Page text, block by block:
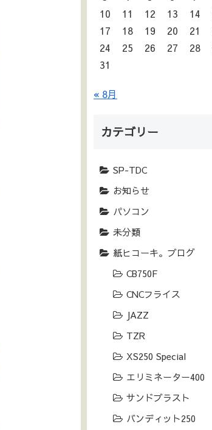
10
11 12 13 14
17
18 19 20 21
24
25 26 27 28
31
« 8月
カテゴリー
SP-TDC
お知らせ
パソコン
未分類
紙ヒコーキ。ブログ
CB750F
CNCフライス
JAZZ
TZR
XS250 Special
エリミネーター400
サンドブラスト
バンディット250